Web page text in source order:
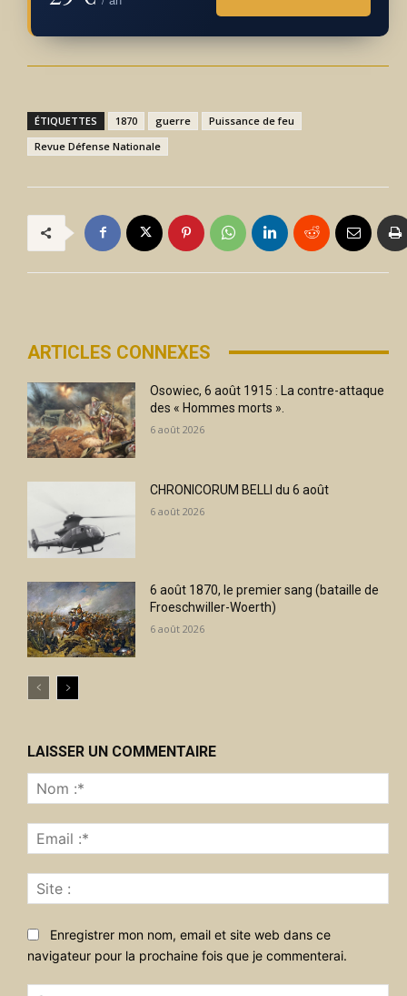
ÉTIQUETTES 1870 guerre
Puissance de feu
Revue Défense Nationale
ARTICLES CONNEXES
Osowiec, 6 août 1915 : La contre-attaque
des « Hommes morts ».
6 août 2026
CHRONICORUM BELLI du 6 août
6 août 2026
6 août 1870, le premier sang (bataille de
Froeschwiller-Woerth)
6 août 2026
LAISSER UN COMMENTAIRE
:*
:*
:
Enregistrer mon nom, email et site web dans ce
navigateur pour la prochaine fois que je commenterai.